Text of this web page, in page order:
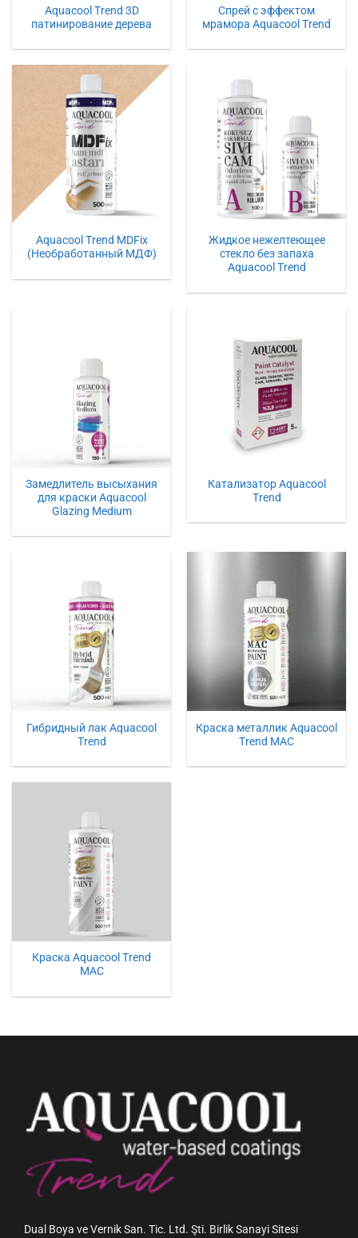
Aquacool Trend 3D
патинирование дерева
Спрей с эффектом
мрамора Aquacool Trend
Aquacool Trend MDFix
(Необработанный МДФ)
Жидкое нежелтеющее
стекло без запаха
Aquacool Trend
Замедлитель высыхания
для краски Aquacool
Glazing Medium
Катализатор Aquacool
Trend
Гибридный лак Aquacool
Trend
Краска металлик Aquacool
Trend MAC
Краска Aquacool Trend
MAC
Dual Boya ve Vernik San. Tic. Ltd. Şti. Birlik Sanayi Sitesi